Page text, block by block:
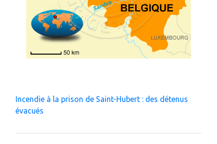
Incendie à la prison de Saint-Hubert : des détenus
évacués